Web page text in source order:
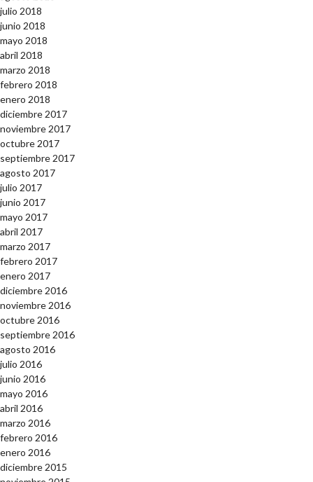
julio 2018
junio 2018
mayo 2018
abril 2018
marzo 2018
febrero 2018
enero 2018
diciembre 2017
noviembre 2017
octubre 2017
septiembre 2017
agosto 2017
julio 2017
junio 2017
mayo 2017
abril 2017
marzo 2017
febrero 2017
enero 2017
diciembre 2016
noviembre 2016
octubre 2016
septiembre 2016
agosto 2016
julio 2016
junio 2016
mayo 2016
abril 2016
marzo 2016
febrero 2016
enero 2016
diciembre 2015